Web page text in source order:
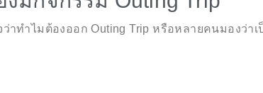
าทำไมต้องออก Outing Trip หรือหลายคนมองว่า